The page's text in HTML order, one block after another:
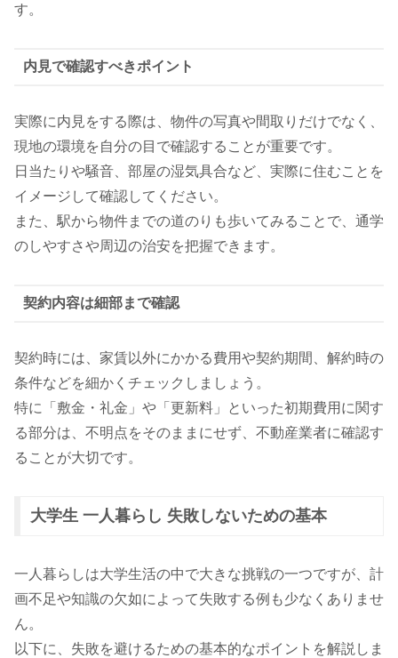
す。
内見で確認すべきポイント
実際に内見をする際は、物件の写真や間取りだけでなく、
現地の環境を自分の目で確認することが重要です。
日当たりや騒音、部屋の湿気具合など、実際に住むことを
イメージして確認してください。
また、駅から物件までの道のりも歩いてみることで、通学
のしやすさや周辺の治安を把握できます。
契約内容は細部まで確認
契約時には、家賃以外にかかる費用や契約期間、解約時の
条件などを細かくチェックしましょう。
特に「敷金・礼金」や「更新料」といった初期費用に関す
る部分は、不明点をそのままにせず、不動産業者に確認す
ることが大切です。
大学生 一人暮らし 失敗しないための基本
一人暮らしは大学生活の中で大きな挑戦の一つですが、計
画不足や知識の欠如によって失敗する例も少なくありませ
ん。
以下に、失敗を避けるための基本的なポイントを解説しま